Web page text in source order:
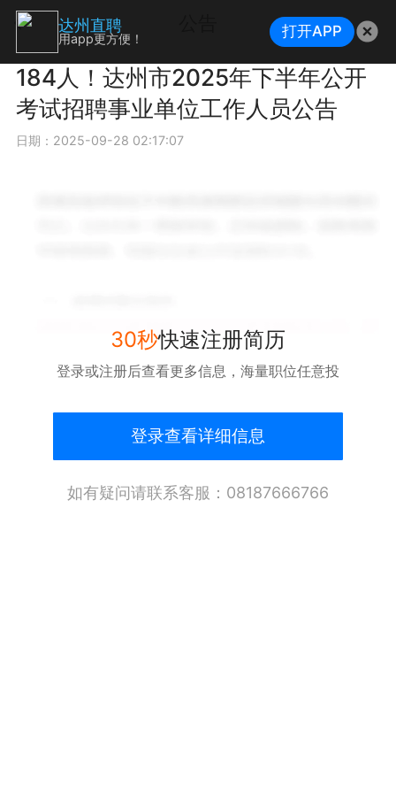
184人！达州市2025年下半年公开
考试招聘事业单位工作人员公告
日期：2025-09-28 02:17:07
30秒快速注册简历
登录或注册后查看更多信息，海量职位任意投
登录查看详细信息
如有疑问请联系客服：08187666766
达州直聘
用app更方便！ 打开APP